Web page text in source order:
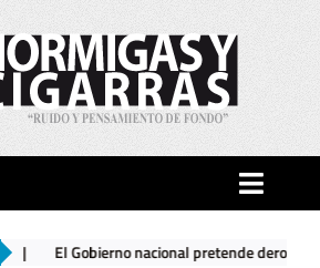
Toggle
pretende derogar la ley del libro |